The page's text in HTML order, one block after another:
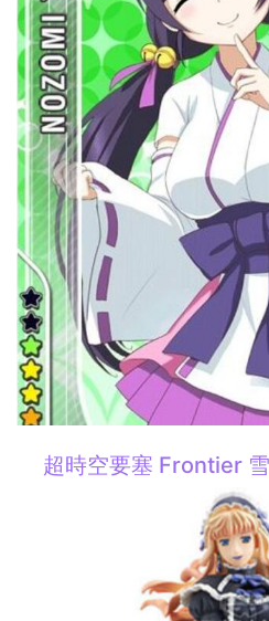
超時空要塞 Frontier